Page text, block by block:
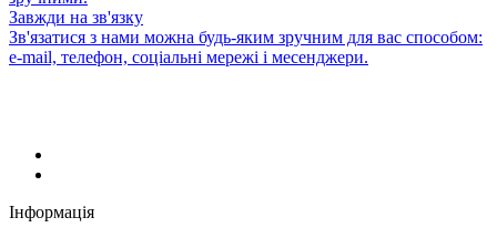
Завжди на зв'язку
Зв'язатися з нами можна будь-яким зручним для вас способом:
e-mail, телефон, соціальні мережі і месенджери.
Інформація